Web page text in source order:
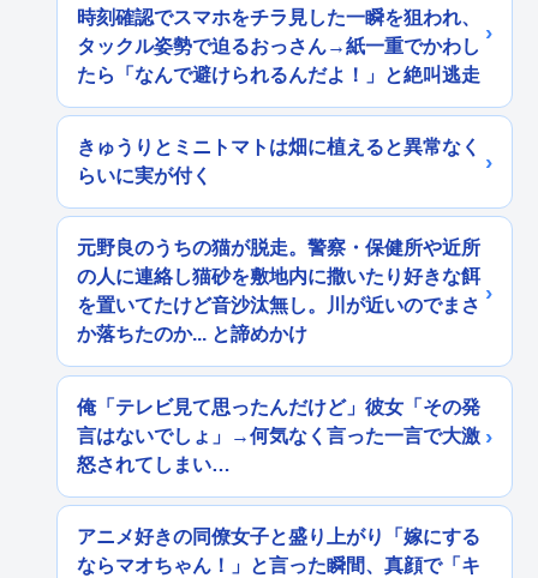
時刻確認でスマホをチラ見した一瞬を狙われ、
タックル姿勢で迫るおっさん→紙一重でかわし
たら「なんで避けられるんだよ！」と絶叫逃走
きゅうりとミニトマトは畑に植えると異常なく
らいに実が付く
元野良のうちの猫が脱走。警察・保健所や近所
の人に連絡し猫砂を敷地内に撒いたり好きな餌
を置いてたけど音沙汰無し。川が近いのでまさ
か落ちたのか... と諦めかけ
俺「テレビ見て思ったんだけど」彼女「その発
言はないでしょ」→何気なく言った一言で大激
怒されてしまい…
アニメ好きの同僚女子と盛り上がり「嫁にする
ならマオちゃん！」と言った瞬間、真顔で「キ